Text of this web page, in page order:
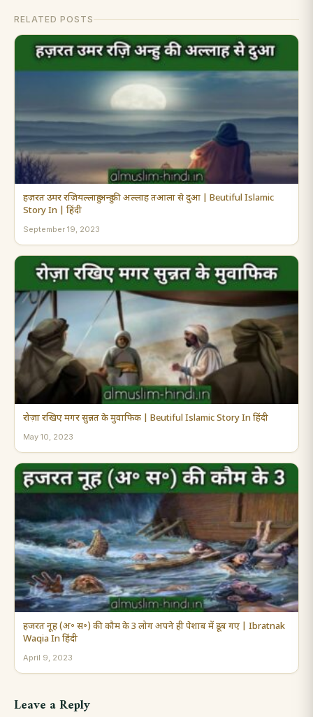
RELATED POSTS
हज़रत उमर रज़ियल्लाहु अन्हु की अल्लाह तआला से दुआ | Beutiful Islamic
Story In | हिंदी
September 19, 2023
रोज़ा रखिए मगर सुन्नत के मुवाफिक | Beutiful Islamic Story In हिंदी
May 10, 2023
हजरत नूह (अ॰ स॰) की कौम के 3 लोग अपने ही पेशाब में डूब गए | Ibratnak
Waqia In हिंदी
April 9, 2023
Leave a Reply